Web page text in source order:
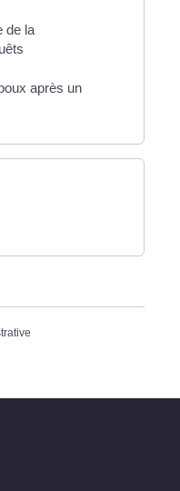
de la
après un